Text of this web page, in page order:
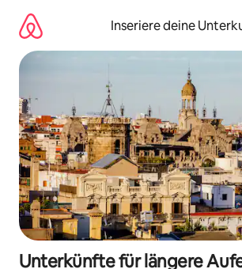
Inhalten
springen
Inseriere deine
Unterkünfte für längere